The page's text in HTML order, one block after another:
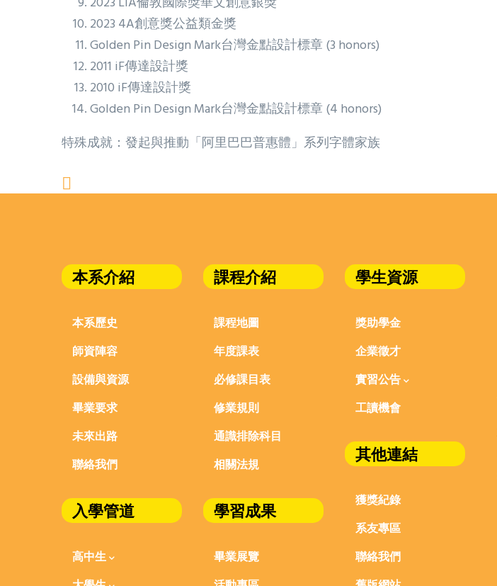
2023 4A創意獎公益類金獎
Golden Pin Design Mark台灣金點設計標章 (3 honors)
2011 iF傳達設計獎
2010 iF傳達設計獎
Golden Pin Design Mark台灣金點設計標章 (4 honors)
特殊成就：發起與推動「阿里巴巴普惠體」系列字體家族
本系介紹
本系歷史
師資陣容
設備與資源
畢業要求
未來出路
聯絡我們
入學管道
高中生
課程介紹
課程地圖
年度課表
必修課目表
修業規則
通識排除科目
相關法規
學習成果
畢業展覽
學生資源
獎助學金
企業徵才
實習公告
工讀機會
其他連結
獲獎紀錄
系友專區
聯絡我們